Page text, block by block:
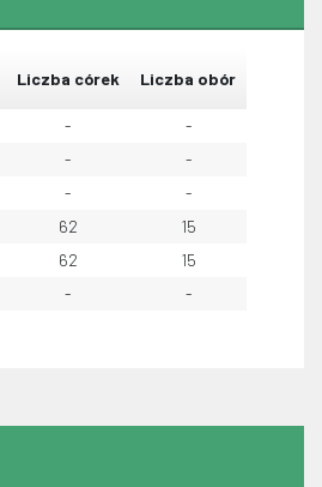
Liczba córek Liczba obór
- -
- -
- -
62 15
62 15
- -